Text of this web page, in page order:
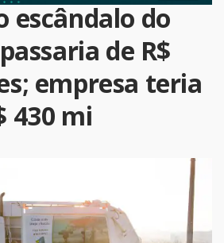
escândalo do
de R$
empresa teria
430 mi